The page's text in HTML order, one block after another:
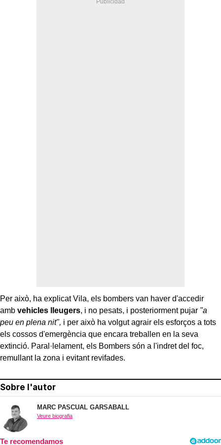
Per això, ha explicat Vila, els bombers van haver d'accedir
amb vehicles lleugers, i no pesats, i posteriorment pujar "a
peu en plena nit", i per això ha volgut agrair els esforços a tots
els cossos d'emergència que encara treballen en la seva
extinció. Paral·lelament, els Bombers són a l'indret del foc,
remullant la zona i evitant revifades.
Sobre l'autor
MARC PASCUAL GARSABALL
Veure biografia